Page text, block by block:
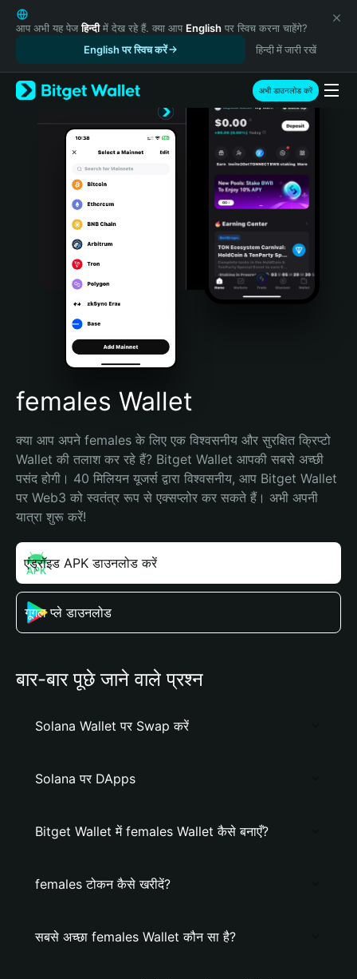
English
日本語
Русский
Español (Latinoamérica)
Türkçe
Português (Portugal)
Bahasa Indonesia
Português (Brasil)
Español (Argentina)
आप अभी यह पेजहिन्दीमें देख रहे हैं. क्या आप English पर स्विच करना चाहेंगे?
English पर स्विच करें
हिन्दी में जारी रखें
अभी डाउनलोड करें
females Wallet
क्या आप अपने females के लिए एक विश्वसनीय और सुरक्षित क्रिप्टो
Wallet की तलाश कर रहे हैं? Bitget Wallet आपकी सबसे अच्छी
पसंद होगी। 40 मिलियन यूजर्स द्वारा विश्वसनीय, आप Bitget Wallet
पर Web3 को स्वतंत्र रूप से एक्सप्लोर कर सकते हैं। अभी अपनी
यात्रा शुरू करें!
एंड्रॉइड APK डाउनलोड करें
गूगल प्ले डाउनलोड
बार-बार पूछे जाने वाले प्रश्न
Solana Wallet पर Swap करें
Solana पर DApps
Bitget Wallet में females Wallet कैसे बनाएँ?
females टोकन कैसे खरीदें?
सबसे अच्छा females Wallet कौन सा है?